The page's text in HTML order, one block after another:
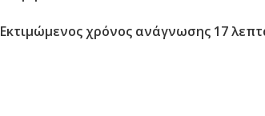
Εκτιμώμενος χρόνος ανάγνωσης 17